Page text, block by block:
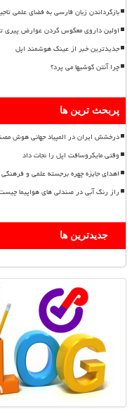
بازگرداندن زبان فارسی به فضای علمی
اولین داروی معکوس کردن عوارض پیری
جدیدترین خبر از عینک هوشمند اپل
چرا آنتن گوشیها می پرد؟
پربحث ترین ها
درخشش ایران در المپیاد جهانی هوش
وقتی مایکروسافت اپل را نجات داد
اهدای جایزه چهره برجسته علمی و فرهنگی
راز رنگ آبی در صندلی های هواپیما
جدیدترین ها